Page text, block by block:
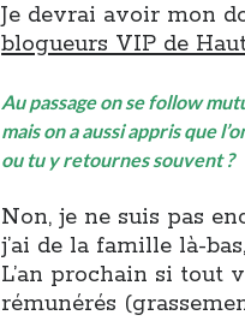
Je devrai avoir mon
blogueurs VIP de
Au passage on se follow
mais on a aussi appris que
ou tu y retournes souvent ?
Non, je ne suis pas
j’ai de la famille là-
L’an prochain si tout
rémunérés